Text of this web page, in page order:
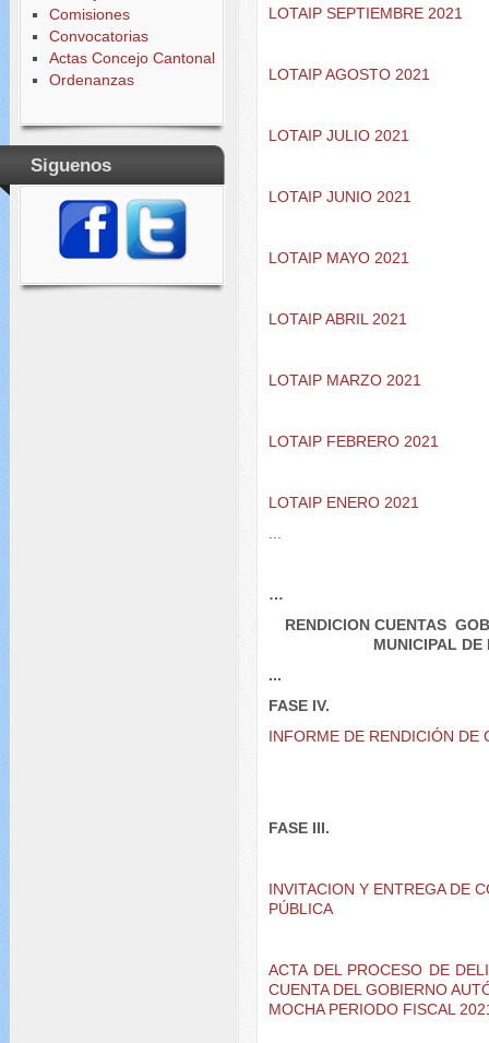
Comisiones
Convocatorias
Actas Concejo Cantonal
Ordenanzas
Siguenos
LOTAIP SEPTIEMBRE 2021
LOTAIP AGOSTO 2021
LOTAIP JULIO 2021
LOTAIP JUNIO 2021
LOTAIP MAYO 2021
LOTAIP ABRIL 2021
LOTAIP MARZO 2021
LOTAIP FEBRERO 2021
LOTAIP ENERO 2021
…
RENDICION CUENTAS
MUNICIPAL
...
FASE IV.
INFORME DE RENDICIÓN DE
FASE III.
INVITACION Y ENTREGA DE
PÚBLICA
ACTA DEL PROCESO DE
CUENTA DEL GOBIERNO
MOCHA PERIODO FISCAL